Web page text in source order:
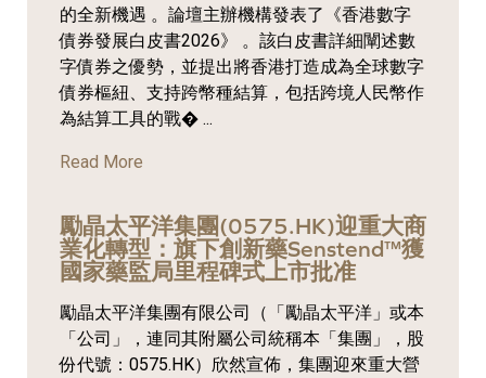
的全新機遇 。論壇主辦機構發表了《香港數字
債券發展白皮書2026》 。該白皮書詳細闡述數
字債券之優勢，並提出將香港打造成為全球數字
債券樞紐、支持跨幣種結算，包括跨境人民幣作
為結算工具的戰� ...
Read More
勵晶太平洋集團(0575.HK)迎重大商
業化轉型：旗下創新藥Senstend™獲
國家藥監局里程碑式上市批准
勵晶太平洋集團有限公司（「勵晶太平洋」或本
「公司」，連同其附屬公司統稱本「集團」，股
份代號：0575.HK）欣然宣佈，集團迎來重大營